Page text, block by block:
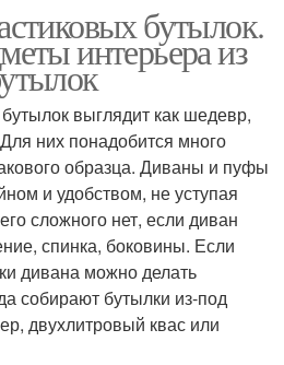
бутылок.
интерьера из
выглядит как шедевр,
них понадобится много
образца. Диваны и пуфы
и удобством, не уступая
сложного нет, если диван
спинка, боковины. Если
дивана можно делать
собирают бутылки из-под
двухлитровый квас или